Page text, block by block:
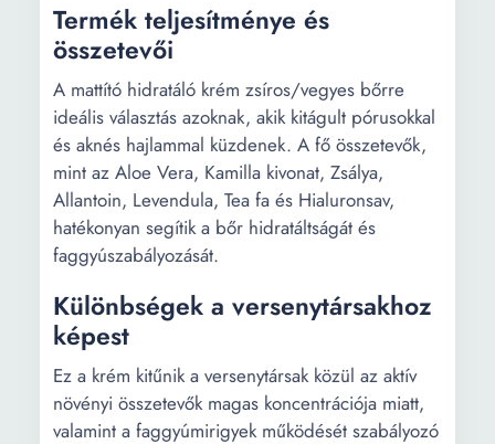
Termék teljesítménye és
összetevői
A mattító hidratáló krém zsíros/vegyes bőrre
ideális választás azoknak, akik kitágult pórusokkal
és aknés hajlammal küzdenek. A fő összetevők,
mint az Aloe Vera, Kamilla kivonat, Zsálya,
Allantoin, Levendula, Tea fa és Hialuronsav,
hatékonyan segítik a bőr hidratáltságát és
faggyúszabályozását.
Különbségek a versenytársakhoz
képest
Ez a krém kitűnik a versenytársak közül az aktív
növényi összetevők magas koncentrációja miatt,
valamint a faggyúmirigyek működését szabályozó